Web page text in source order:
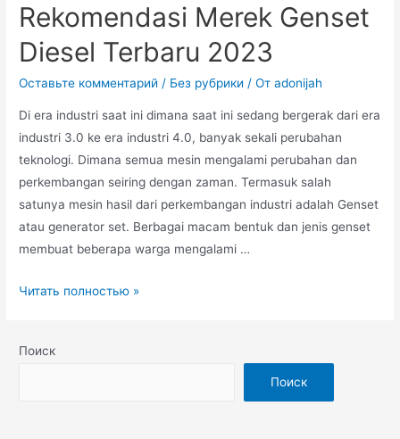
Diesel
Paling
Tepat
Rekomendasi Merek Genset
Diesel Terbaru 2023
Оставьте комментарий / Без рубрики / От adonijah
Di era industri saat ini dimana saat ini sedang bergerak dari era
industri 3.0 ke era industri 4.0, banyak sekali perubahan
teknologi. Dimana semua mesin mengalami perubahan dan
perkembangan seiring dengan zaman. Termasuk salah
satunya mesin hasil dari perkembangan industri adalah Genset
atau generator set. Berbagai macam bentuk dan jenis genset
membuat beberapa warga mengalami …
Rekomendasi
Diesel
Читать полностью »
Поиск
Поиск